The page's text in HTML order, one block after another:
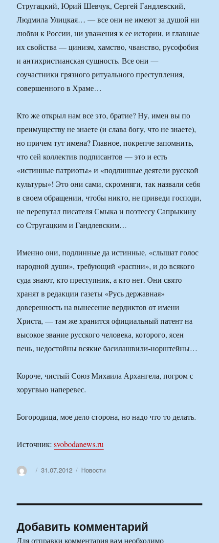
Стругацкий, Юрий Шевчук, Сергей Гандлевский,
Людмила Улицкая… — все они не имеют за душой ни
любви к России, ни уважения к ее истории, и главные
их свойства — цинизм, хамство, чванство, русофобия
и антихристианская сущность. Все они —
соучастники грязного ритуального преступления,
совершенного в Храме…
Кто же открыл нам все это, братие? Ну, имен вы по
преимуществу не знаете (и слава богу, что не знаете),
но причем тут имена? Главное, покрепче запомнить,
что сей коллектив подписантов — это и есть
«истинные патриоты» и «подлинные деятели русской
культуры»! Это они сами, скромняги, так назвали себя
в своем обращении, чтобы никто, не приведи господи,
не перепутал писателя Смыка и поэтессу Сапрыкину
со Стругацким и Гандлевским…
Именно они, подлинные да истинные, «слышат голос
народной души», требующий «распни», и до всякого
суда знают, кто преступник, а кто нет. Они свято
хранят в редакции газеты «Русь державная»
доверенность на вынесение вердиктов от имени
Христа, — там же хранится официальный патент на
высокое звание русского человека, которого, ясен
пень, недостойны всякие басилашвили-норштейны…
Короче, чистый Союз Михаила Архангела, погром с
хоругвью наперевес.
Богородица, мое дело сторона, но надо что-то делать.
Источник:svobodanews.ru
АвторОпубликовано
31.07.2012 Рубрики
Новости
Добавить комментарий
Для отправки комментария вам необходимо